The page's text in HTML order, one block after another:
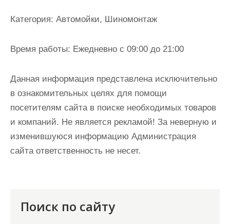
Категория: Автомойки, Шиномонтаж
Время работы: Ежедневно с 09:00 до 21:00
Данная информация представлена исключительно
в ознакомительных целях для помощи
посетителям сайта в поиске необходимых товаров
и компаний. Не является рекламой! За неверную и
изменившуюся информацию Администрация
сайта ответственность не несет.
Поиск по сайту